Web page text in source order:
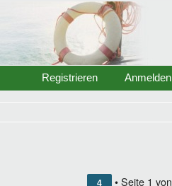
Anmelden
Registrieren
4 • Seite 1 von